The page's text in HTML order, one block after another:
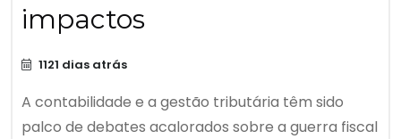
impactos
1121 dias atrás
A contabilidade e a gestão tributária têm sido
palco de debates acalorados sobre a guerra fiscal